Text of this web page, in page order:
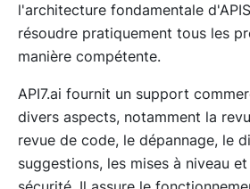
l'architecture fondamentale
résoudre pratiquement tous les
manière compétente.
API7.ai fournit un support
divers aspects, notamment la
revue de code, le dépannage, le
suggestions, les mises à niveau